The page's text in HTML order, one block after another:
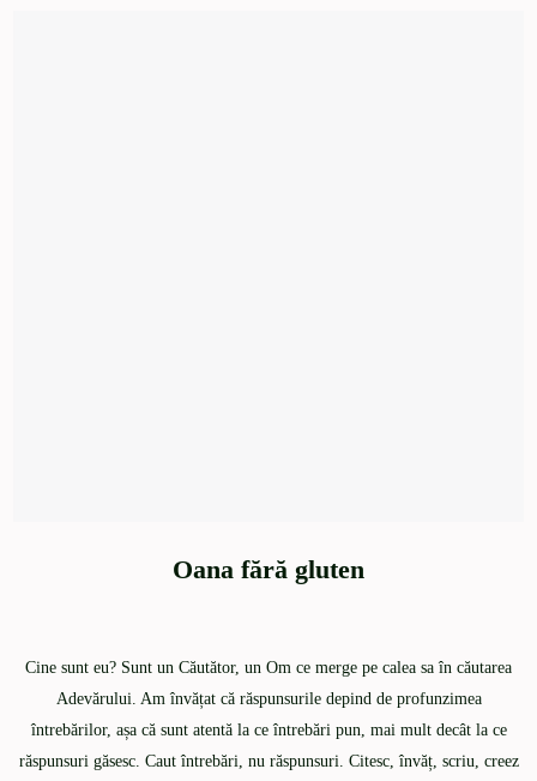
Oana fără gluten
Cine sunt eu? Sunt un Căutător, un Om ce merge pe calea sa în căutarea
Adevărului. Am învățat că răspunsurile depind de profunzimea
întrebărilor, așa că sunt atentă la ce întrebări pun, mai mult decât la ce
răspunsuri găsesc. Caut întrebări, nu răspunsuri. Citesc, învăț, scriu, creez